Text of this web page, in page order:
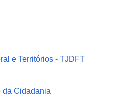
e Territórios - TJDFT
da Cidadania